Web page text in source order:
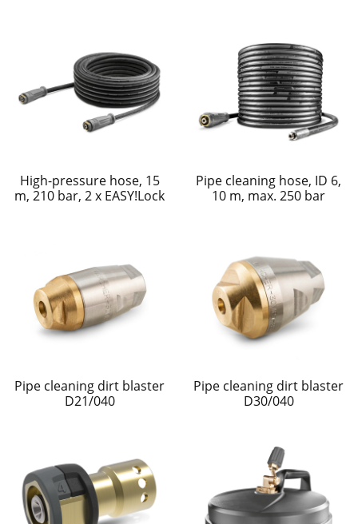
High-pressure hose, 15
m, 210 bar, 2 x EASY!Lock
Pipe cleaning hose, ID 6,
10 m, max. 250 bar
Pipe cleaning dirt blaster
D21/040
Pipe cleaning dirt blaster
D30/040